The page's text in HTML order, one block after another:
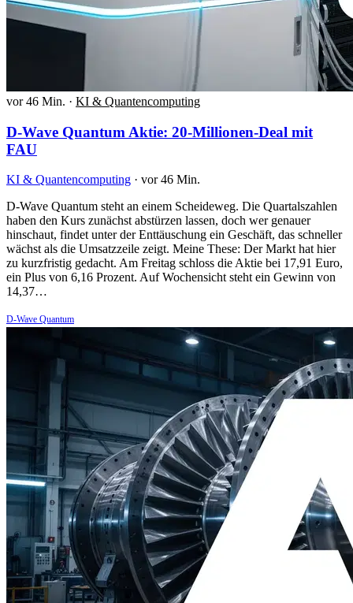
vor 46 Min. · KI & Quantencomputing
D-Wave Quantum Aktie: 20-Millionen-Deal mit
FAU
KI & Quantencomputing · vor 46 Min.
D-Wave Quantum steht an einem Scheideweg. Die Quartalszahlen
haben den Kurs zunächst abstürzen lassen, doch wer genauer
hinschaut, findet unter der Enttäuschung ein Geschäft, das schneller
wächst als die Umsatzzeile zeigt. Meine These: Der Markt hat hier
zu kurzfristig gedacht. Am Freitag schloss die Aktie bei 17,91 Euro,
ein Plus von 6,16 Prozent. Auf Wochensicht steht ein Gewinn von
14,37…
D-Wave Quantum